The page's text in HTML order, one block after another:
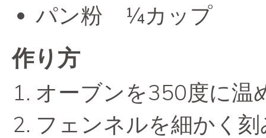
パン粉 ¼カップ
作り方
オーブンを350度に温
フェンネルを細かく